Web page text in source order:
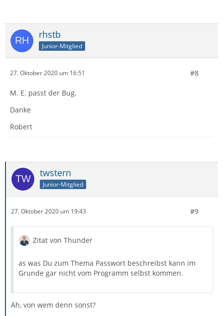
rhstb
Junior-Mitglied
27. Oktober 2020 um 16:51 #8
M. E. passt der Bug.
Danke
Robert
twstern
Junior-Mitglied
27. Oktober 2020 um 19:43 #9
Zitat von Thunder
as was Du zum Thema Passwort beschreibst kann im
Grunde gar nicht vom Programm selbst kommen.
Äh, von wem denn sonst?